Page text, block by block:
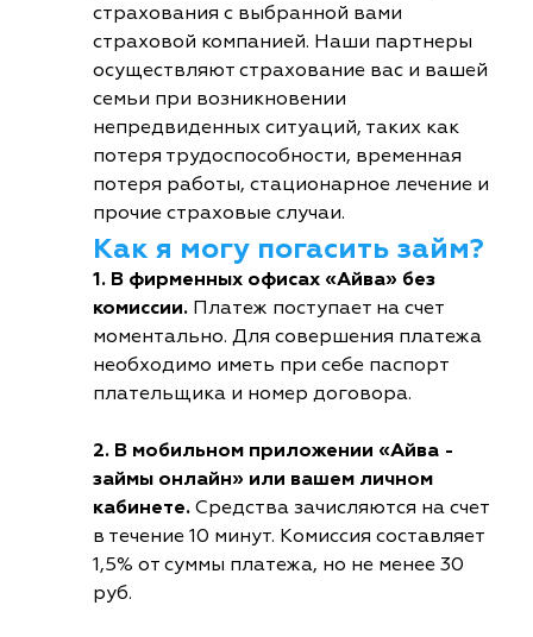
страхования с выбранной вами
страховой компанией. Наши партнеры
осуществляют страхование вас и вашей
семьи при возникновении
непредвиденных ситуаций, таких как
потеря трудоспособности, временная
потеря работы, стационарное лечение и
прочие страховые случаи.
Как я могу погасить займ?
1. В фирменных офисах «Айва» без
комиссии. Платеж поступает на счет
моментально. Для совершения платежа
необходимо иметь при себе паспорт
плательщика и номер договора.
2. В мобильном приложении «Айва -
займы онлайн» или вашем личном
кабинете. Средства зачисляются на счет
в течение 10 минут. Комиссия составляет
1,5% от суммы платежа, но не менее 30
руб.